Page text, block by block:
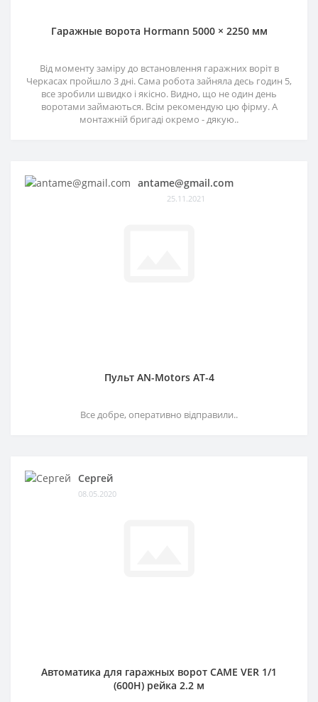
Гаражные ворота Hormann 5000 × 2250 мм
Від моменту заміру до встановлення гаражних воріт в
Черкасах пройшло 3 дні. Сама робота зайняла десь годин 5,
все зробили швидко і якісно. Видно, що не один день
воротами займаються. Всім рекомендую цю фірму. А
монтажній бригаді окремо - дякую..
antame@gmail.com
25.11.2021
Пульт AN-Motors AT-4
Все добре, оперативно відправили..
Сергей
08.05.2020
Автоматика для гаражных ворот CAME VER 1/1
(600H) рейка 2.2 м